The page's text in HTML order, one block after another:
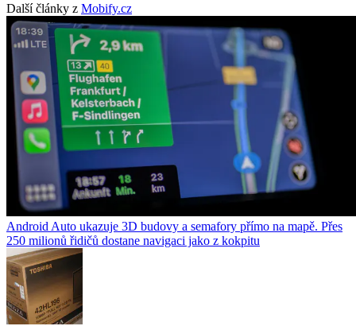
Další články z Mobify.cz
Android Auto ukazuje 3D budovy a semafory přímo na mapě. Přes
250 milionů řidičů dostane navigaci jako z kokpitu